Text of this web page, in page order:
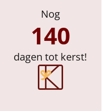
Nog
140
dagen tot kerst!